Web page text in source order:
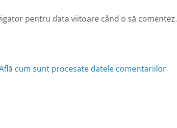
pentru data viitoare când o să comentez.
cum sunt procesate datele comentariilor